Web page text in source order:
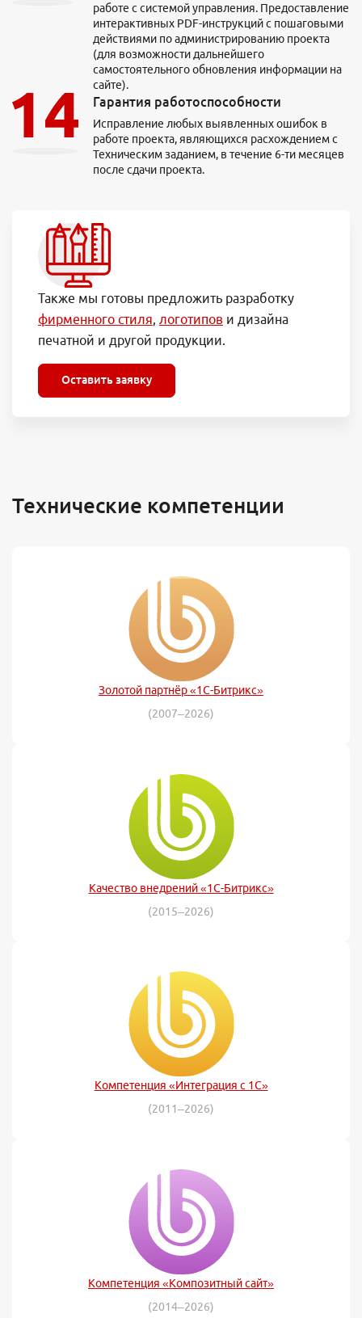
работе с системой управления. Предоставление
интерактивных PDF-инструкций с пошаговыми
действиями по администрированию проекта
(для возможности дальнейшего
самостоятельного обновления информации на
сайте).
Гарантия работоспособности
Исправление любых выявленных ошибок в
работе проекта, являющихся расхождением с
Техническим заданием, в течение 6-ти месяцев
после сдачи проекта.
Также мы готовы предложить разработку
фирменного стиля, логотипов и дизайна
печатной и другой продукции.
Оставить заявку
Технические компетенции
Золотой партнёр «1С-Битрикс»
(2007–2026)
Качество внедрений «1С-Битрикс»
(2015–2026)
Компетенция «Интеграция с 1С»
(2011–2026)
Компетенция «Композитный сайт»
(2014–2026)